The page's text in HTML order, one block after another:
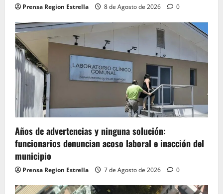
Prensa Region Estrella 8 de Agosto de 2026 0
Años de advertencias y ninguna solución:
funcionarios denuncian acoso laboral e inacción del
municipio
Prensa Region Estrella 7 de Agosto de 2026 0